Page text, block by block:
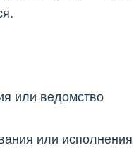
или ведомство
или исполнения